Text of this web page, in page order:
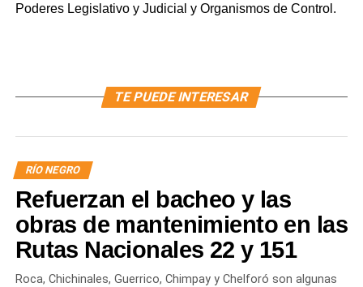
Poderes Legislativo y Judicial y Organismos de Control.
TE PUEDE INTERESAR
RÍO NEGRO
Refuerzan el bacheo y las
obras de mantenimiento en las
Rutas Nacionales 22 y 151
Roca, Chichinales, Guerrico, Chimpay y Chelforó son algunas